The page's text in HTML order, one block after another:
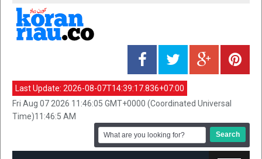
Last Update: 2026-08-07T14:39:17.836+07:00
Fri Aug 07 2026 11:46:05 GMT+0000 (Coordinated Universal
Time)11:46:5 AM